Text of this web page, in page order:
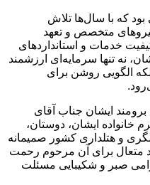
که با سال‌ها تلاش
متخصص و تعهد
خدمات و استانداردهای
نه تنها سرمایه‌ای ارزشمند
الگویی روشن برای
برومند ایشان جناب آقای
خانواده ایشان، دوستان،
و هتلداری کشور صمیمانه
متعال برای آن مرحوم رحمت
صبر و شکیبایی مسئلت